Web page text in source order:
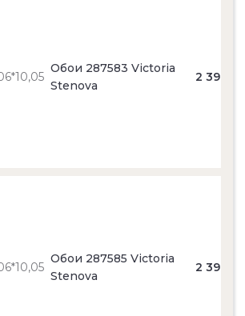
Обои 287583 Victoria
Stenova
2 390
Обои 287585 Victoria
Stenova
2 390